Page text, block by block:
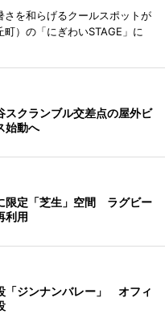
を和らげるクールスポットが
）の「にぎわいSTAGE」に
スクランブル交差点の屋外ビ
始動へ
限定「芝生」空間 ラグビー
利用
「ジンナンバレー」 オフィ